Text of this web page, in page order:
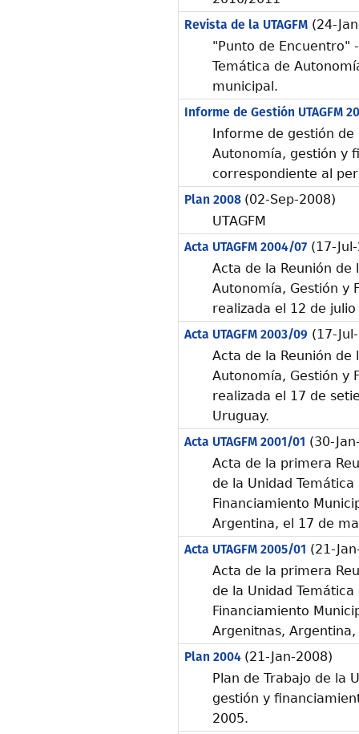
Revista de la UTAGFM(24-
"Punto de Encuentro"
Temática de
municipal.
Informe de Gestión UTAGFM
Informe de gestión de
Autonomía, gestión y
correspondiente al
Plan 2008 (02-Sep-2008)
UTAGFM
Acta UTAGFM 2004/07(17-
Acta de la Reunión de
Autonomía, Gestión y
realizada el 12 de
Acta UTAGFM 2003/09 (17-
Acta de la Reunión de
Autonomía, Gestión y
realizada el 17 de
Uruguay.
Acta UTAGFM 2001/01 (30-
Acta de la primera
de la Unidad
Financiamiento
Argentina, el 17 de
Acta UTAGFM 2005/01 (21-
Acta de la primera
de la Unidad
Financiamiento
Argenitnas,
Plan 2004 (21-Jan-2008)
Plan de Trabajo de la
gestión y
2005.